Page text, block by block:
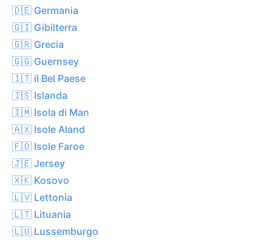
🇩🇪 Germania
🇬🇮 Gibilterra
🇬🇷 Grecia
🇬🇬 Guernsey
🇮🇹 il Bel Paese
🇮🇸 Islanda
🇮🇲 Isola di Man
🇦🇽 Isole Aland
🇫🇴 Isole Faroe
🇯🇪 Jersey
🇽🇰 Kosovo
🇱🇻 Lettonia
🇱🇹 Lituania
🇱🇺 Lussemburgo